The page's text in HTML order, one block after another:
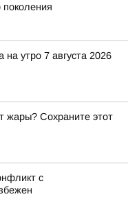
утро 7 августа 2026
жары? Сохраните этот
с